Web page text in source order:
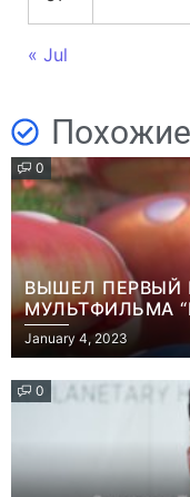
« Jul
0
ВЫШЕЛ ПЕРВЫЙ
МУЛЬТФИЛЬМА
January 4, 2023
0